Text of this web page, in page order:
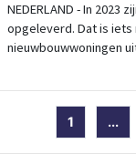
NEDERLAND - In 2023
opgeleverd. Dat is iets
nieuwbouwwoningen
1 ...